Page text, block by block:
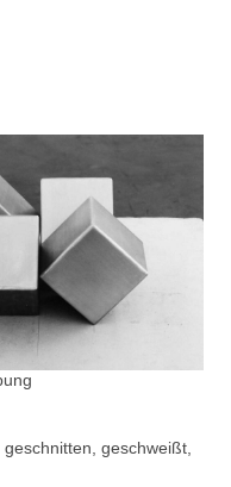
geschweißt,